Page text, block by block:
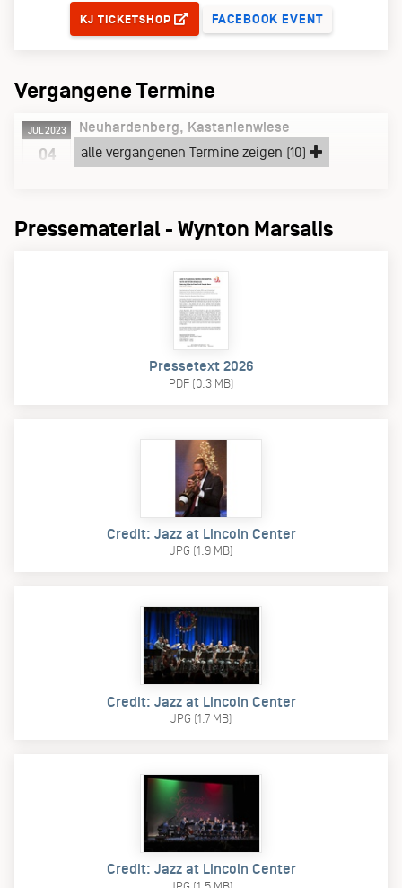
KJ TICKETSHOP FACEBOOK EVENT
Vergangene Termine
JUL 2023
04
Neuhardenberg
Kastanienwiese
Dienstag, 04.07.23
alle vergangenen Termine zeigen (10)
Pressematerial - Wynton Marsalis
Pressetext 2026
PDF (0.3 MB)
Credit: Jazz at Lincoln Center
JPG (1.9 MB)
Credit: Jazz at Lincoln Center
JPG (1.7 MB)
Credit: Jazz at Lincoln Center